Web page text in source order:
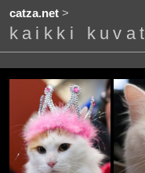
catza.net>
kaikki kuvat